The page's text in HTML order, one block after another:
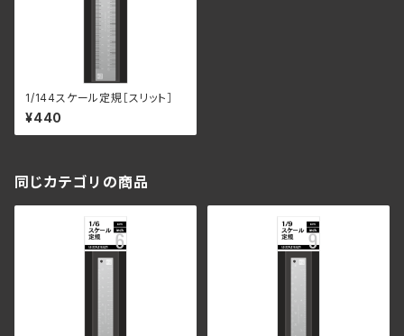
1/144スケール定規［スリット］
¥440
同じカテゴリの商品